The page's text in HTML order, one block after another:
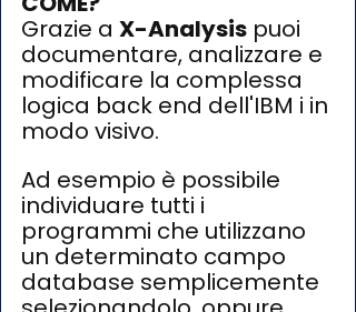
Grazie a X-Analysis puoi
documentare, analizzare e
modificare la complessa
logica back end dell'IBM i in
modo visivo.
Ad esempio è possibile
individuare tutti i
programmi che utilizzano
un determinato campo
database semplicemente